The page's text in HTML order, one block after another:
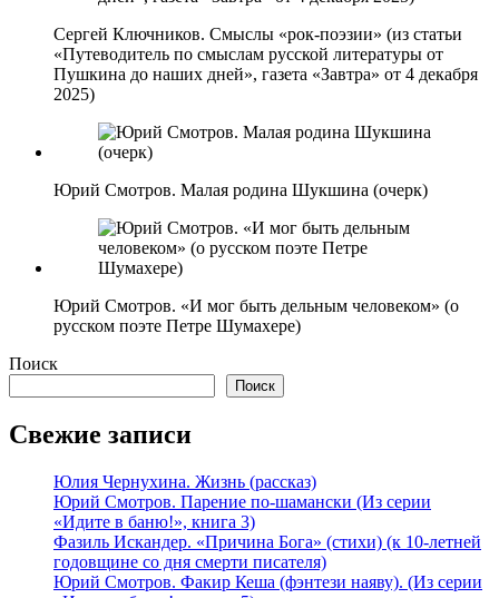
Сергей Ключников. Смыслы «рок-поэзии» (из статьи
«Путеводитель по смыслам русской литературы от
Пушкина до наших дней», газета «Завтра» от 4 декабря
2025)
Юрий Смотров. Малая родина Шукшина (очерк)
Юрий Смотров. «И мог быть дельным человеком» (о
русском поэте Петре Шумахере)
Поиск
Поиск
Свежие записи
Юлия Чернухина. Жизнь (рассказ)
Юрий Смотров. Парение по-шамански (Из серии
«Идите в баню!», книга 3)
Фазиль Искандер. «Причина Бога» (стихи) (к 10-летней
годовщине со дня смерти писателя)
Юрий Смотров. Факир Кеша (фэнтези наяву). (Из серии